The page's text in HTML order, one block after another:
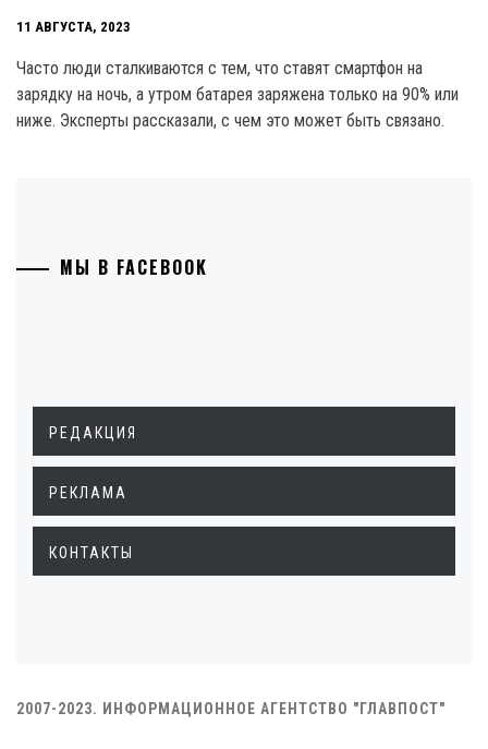
11 АВГУСТА, 2023
Часто люди сталкиваются с тем, что ставят смартфон на
зарядку на ночь, а утром батарея заряжена только на 90% или
ниже. Эксперты рассказали, с чем это может быть связано.
МЫ В FACEBOOK
РЕДАКЦИЯ
РЕКЛАМА
КОНТАКТЫ
2007-2023. ИНФОРМАЦИОННОЕ АГЕНТСТВО "ГЛАВПОСТ"